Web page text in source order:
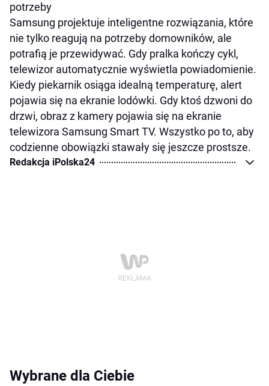
potrzeby
Samsung projektuje inteligentne rozwiązania, które
nie tylko reagują na potrzeby domowników, ale
potrafią je przewidywać. Gdy pralka kończy cykl,
telewizor automatycznie wyświetla powiadomienie.
Kiedy piekarnik osiąga idealną temperaturę, alert
pojawia się na ekranie lodówki. Gdy ktoś dzwoni do
drzwi, obraz z kamery pojawia się na ekranie
telewizora Samsung Smart TV. Wszystko po to, aby
codzienne obowiązki stawały się jeszcze prostsze.
Redakcja iPolska24
Wybrane dla Ciebie